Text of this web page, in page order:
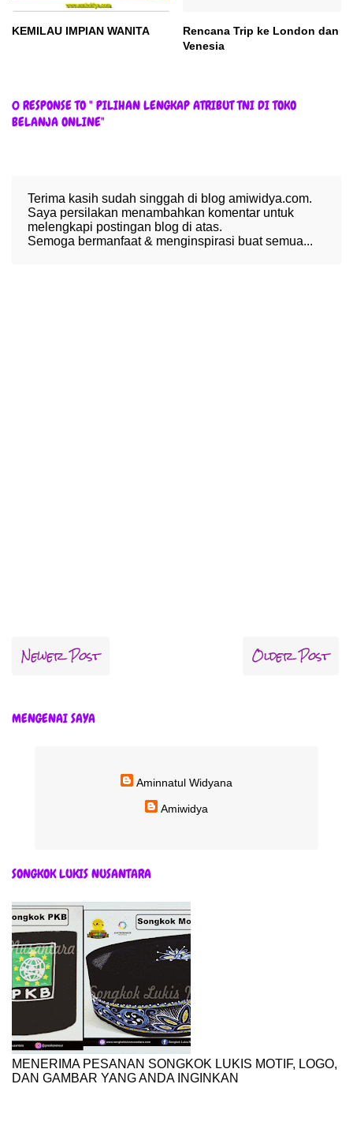
KEMILAU IMPIAN WANITA
Rencana Trip ke London dan
Venesia
0 RESPONSE TO " PILIHAN LENGKAP ATRIBUT TNI DI TOKO
BELANJA ONLINE"
Terima kasih sudah singgah di blog amiwidya.com.
Saya persilakan menambahkan komentar untuk
melengkapi postingan blog di atas.
Semoga bermanfaat & menginspirasi buat semua...
Newer Post Older Post
MENGENAI SAYA
Aminnatul Widyana
Amiwidya
SONGKOK LUKIS NUSANTARA
MENERIMA PESANAN SONGKOK LUKIS MOTIF, LOGO,
DAN GAMBAR YANG ANDA INGINKAN